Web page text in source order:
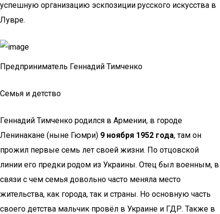
успешную организацию эскпозиции русского искусства в
Лувре.
Предприниматель Геннадий Тимченко
Семья и детство
Геннадий Тимченко родился в Армении, в городе
Ленинакане (ныне Гюмри) 9 ноября 1952 года, там он
прожил первые семь лет своей жизни. По отцовской
линии его предки родом из Украины. Отец был военным, в
связи с чем семья довольно часто меняла место
жительства, как города, так и страны. Но основную часть
своего детства мальчик провёл в Украине и ГДР. Также в